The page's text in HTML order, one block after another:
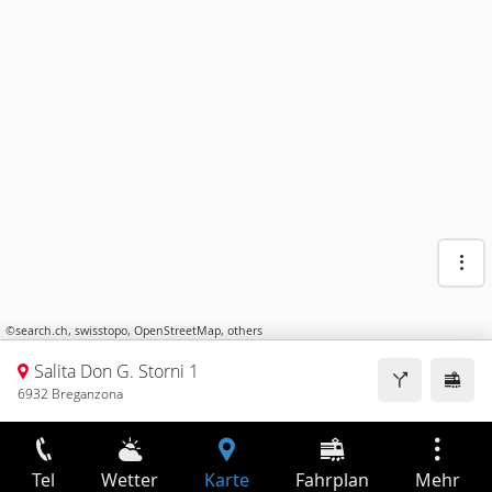
©search.ch, swisstopo, OpenStreetMap, others
Salita Don G. Storni 1
6932 Breganzona
Tel Wetter Karte Fahrplan Mehr